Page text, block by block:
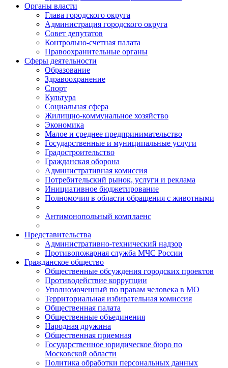
Органы власти
Глава городского округа
Администрация городcкого округа
Совет депутатов
Контрольно-счетная палата
Правоохранительные органы
Сферы деятельности
Образование
Здравоохранение
Спорт
Культура
Социальная сфера
Жилищно-коммунальное хозяйство
Экономика
Малое и среднее предпринимательство
Государственные и муниципальные услуги
Градостроительство
Гражданская оборона
Административная комиссия
Потребительский рынок, услуги и реклама
Инициативное бюджетирование
Полномочия в области обращения с животными
Антимонопольный комплаенс
Представительства
Административно-технический надзор
Противопожарная служба МЧС России
Гражданское общество
Общественные обсуждения городских проектов
Противодействие коррупции
Уполномоченный по правам человека в МО
Территориальная избирательная комиссия
Общественная палата
Общественные объединения
Народная дружина
Общественная приемная
Государственное юридическое бюро по
Московской области
Политика обработки персональных данных